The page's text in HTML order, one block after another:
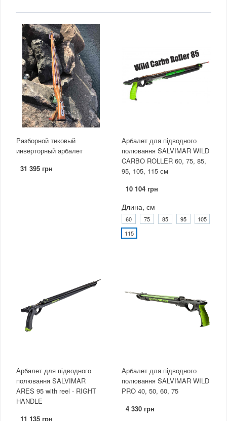
Разборной тиковый
инверторный арбалет
31 395 грн
Арбалет для підводного
полювання SALVIMAR WILD
CARBO ROLLER 60, 75, 85,
95, 105, 115 см
10 104 грн
Длина, см
60 75 85 95
105
115
Арбалет для підводного
полювання SALVIMAR
ARES 95 with reel - RIGHT
HANDLE
11 135 грн
Арбалет для підводного
полювання SALVIMAR WILD
PRO 40, 50, 60, 75
4 330 грн